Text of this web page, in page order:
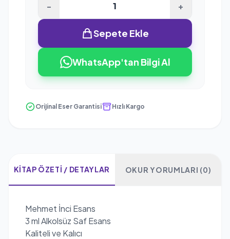
- +
Sepete Ekle
WhatsApp'tan Bilgi Al
Orijinal Eser Garantisi Hızlı Kargo
KITAP ÖZETI / DETAYLAR OKUR YORUMLARI (0)
Mehmet İnci Esans
3 ml Alkolsüz Saf Esans
Kaliteli ve Kalıcı